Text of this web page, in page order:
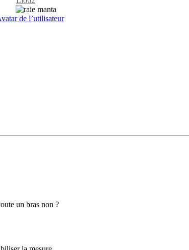
un bras non ?